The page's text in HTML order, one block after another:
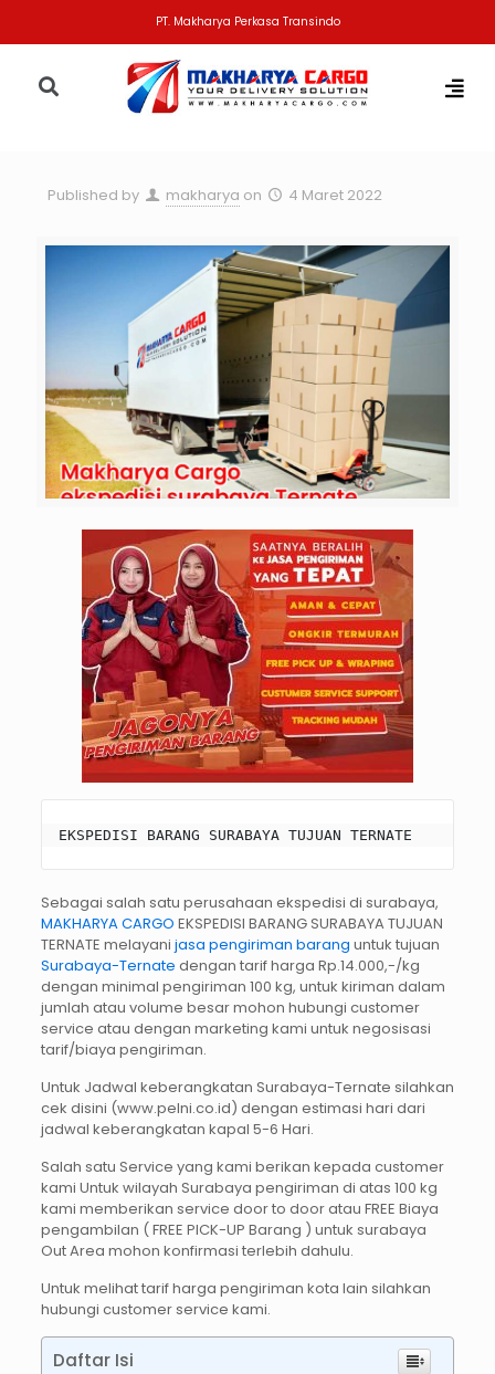
PT. Makharya Perkasa Transindo
Published by makharya on 4 Maret 2022
EKSPEDISI BARANG SURABAYA TUJUAN TERNATE
Sebagai salah satu perusahaan ekspedisi di surabaya,
MAKHARYA CARGO EKSPEDISI BARANG SURABAYA TUJUAN
TERNATE melayani jasa pengiriman barang untuk tujuan
Surabaya-Ternate dengan tarif harga Rp.14.000,-/kg
dengan minimal pengiriman 100 kg, untuk kiriman dalam
jumlah atau volume besar mohon hubungi customer
service atau dengan marketing kami untuk negosisasi
tarif/biaya pengiriman.
Untuk Jadwal keberangkatan Surabaya-Ternate silahkan
cek disini (www.pelni.co.id) dengan estimasi hari dari
jadwal keberangkatan kapal 5-6 Hari.
Salah satu Service yang kami berikan kepada customer
kami Untuk wilayah Surabaya pengiriman di atas 100 kg
kami memberikan service door to door atau FREE Biaya
pengambilan ( FREE PICK-UP Barang ) untuk surabaya
Out Area mohon konfirmasi terlebih dahulu.
Untuk melihat tarif harga pengiriman kota lain silahkan
hubungi customer service kami.
Daftar Isi